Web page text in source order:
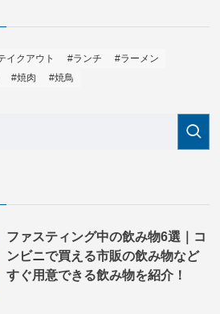
イクアウト #ランチ
#ラーメン
#焼肉 #焼鳥
ファスティング中の飲み物6選｜コ
ンビニで買える市販の飲み物など
すぐ用意できる飲み物を紹介！